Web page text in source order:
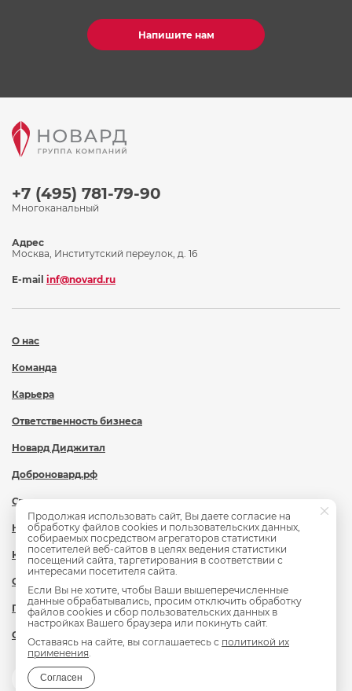
Напишите нам
+7 (495) 781-79-90
Многоканальный
О нас
Команда
Карьера
Ответственность бизнеса
Новард Диджитал
Доброновард.рф
Статьи
Новости
Контакты
Охрана труда
Политика обработки персональных данных
Сведения об образовательной организации
Адрес
Москва, Институтский переулок, д. 16
E-mail inf@novard.ru
Продолжая использовать сайт, Вы даете согласие на
обработку файлов cookies и пользовательских данных,
собираемых посредством агрегаторов статистики
посетителей веб-сайтов в целях ведения статистики
посещений сайта, таргетирования в соответствии с
интересами посетителя сайта.
Если Вы не хотите, чтобы Ваши вышеперечисленные
данные обрабатывались, просим отключить обработку
файлов cookies и сбор пользовательских данных в
настройках Вашего браузера или покинуть сайт.
Оставаясь на сайте, вы соглашаетесь с политикой их
применения.
Согласен